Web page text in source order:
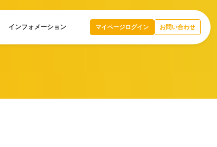
インフォメーション マイページログイン お問い合わせ